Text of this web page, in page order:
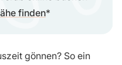
finden
gönnen? So ein